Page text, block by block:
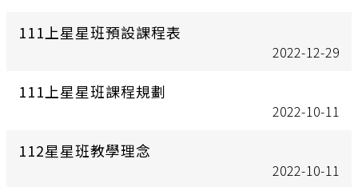
111上星星班預設課程表
2022-12-29
111上星星班課程規劃
2022-10-11
112星星班教學理念
2022-10-11